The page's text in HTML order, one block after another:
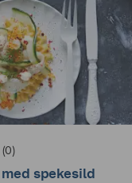
(0)
spekesild